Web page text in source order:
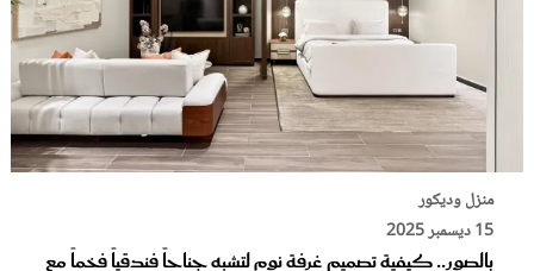
منزل وديكور
15 ديسمبر 2025
بالصور.. كيفية تصميم غرفة نوم لتشبه جناحاً فندقياً فخماً مع